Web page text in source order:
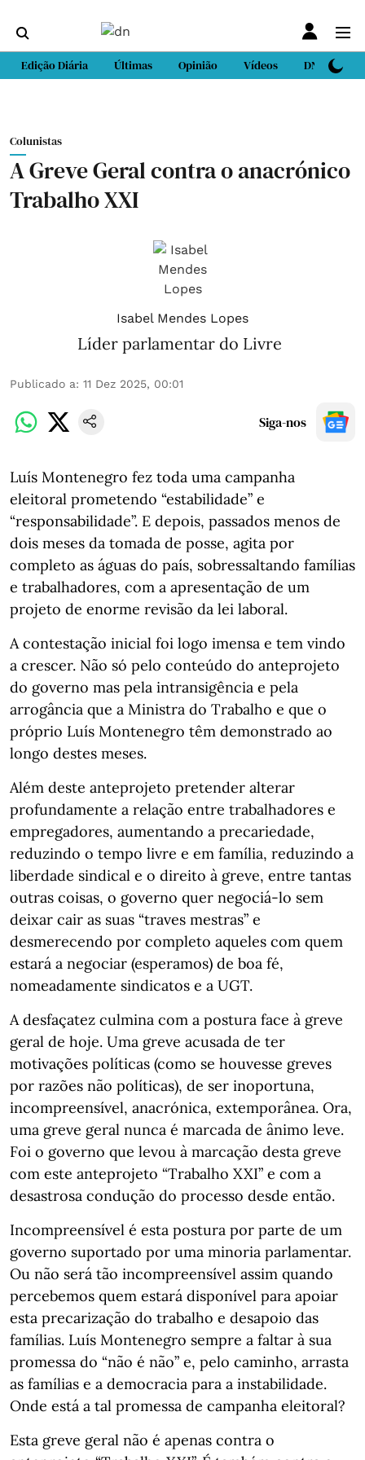
Edição Diária Últimas Opinião Vídeos DN Sport
Colunistas
A Greve Geral contra o anacrónico
Trabalho XXI
Isabel Mendes Lopes
Líder parlamentar do Livre
Publicado a: 11 Dez 2025, 00:01
Siga-nos
Luís Montenegro fez toda uma campanha
eleitoral prometendo “estabilidade” e
“responsabilidade”. E depois, passados menos de
dois meses da tomada de posse, agita por
completo as águas do país, sobressaltando famílias
e trabalhadores, com a apresentação de um
projeto de enorme revisão da lei laboral.
A contestação inicial foi logo imensa e tem vindo
a crescer. Não só pelo conteúdo do anteprojeto
do governo mas pela intransigência e pela
arrogância que a Ministra do Trabalho e que o
próprio Luís Montenegro têm demonstrado ao
longo destes meses.
Além deste anteprojeto pretender alterar
profundamente a relação entre trabalhadores e
empregadores, aumentando a precariedade,
reduzindo o tempo livre e em família, reduzindo a
liberdade sindical e o direito à greve, entre tantas
outras coisas, o governo quer negociá-lo sem
deixar cair as suas “traves mestras” e
desmerecendo por completo aqueles com quem
estará a negociar (esperamos) de boa fé,
nomeadamente sindicatos e a UGT.
A desfaçatez culmina com a postura face à greve
geral de hoje. Uma greve acusada de ter
motivações políticas (como se houvesse greves
por razões não políticas), de ser inoportuna,
incompreensível, anacrónica, extemporânea. Ora,
uma greve geral nunca é marcada de ânimo leve.
Foi o governo que levou à marcação desta greve
com este anteprojeto “Trabalho XXI” e com a
desastrosa condução do processo desde então.
Incompreensível é esta postura por parte de um
governo suportado por uma minoria parlamentar.
Ou não será tão incompreensível assim quando
percebemos quem estará disponível para apoiar
esta precarização do trabalho e desapoio das
famílias. Luís Montenegro sempre a faltar à sua
promessa do “não é não” e, pelo caminho, arrasta
as famílias e a democracia para a instabilidade.
Onde está a tal promessa de campanha eleitoral?
Esta greve geral não é apenas contra o